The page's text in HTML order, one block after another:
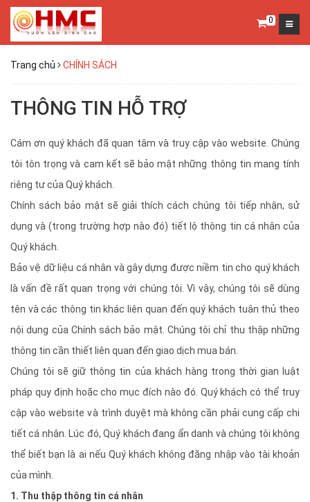
0
Trang chủ CHÍNH SÁCH
THÔNG TIN HỖ TRỢ
Cám ơn quý khách đã quan tâm và truy cập vào website. Chúng
tôi tôn trọng và cam kết sẽ bảo mật những thông tin mang tính
riêng tư của Quý khách.
Chính sách bảo mật sẽ giải thích cách chúng tôi tiếp nhận, sử
dụng và (trong trường hợp nào đó) tiết lộ thông tin cá nhân của
Quý khách.
Bảo vệ dữ liệu cá nhân và gây dựng được niềm tin cho quý khách
là vấn đề rất quan trọng với chúng tôi. Vì vậy, chúng tôi sẽ dùng
tên và các thông tin khác liên quan đến quý khách tuân thủ theo
nội dung của Chính sách bảo mật. Chúng tôi chỉ thu thập những
thông tin cần thiết liên quan đến giao dịch mua bán.
Chúng tôi sẽ giữ thông tin của khách hàng trong thời gian luật
pháp quy định hoặc cho mục đích nào đó. Quý khách có thể truy
cập vào website và trình duyệt mà không cần phải cung cấp chi
tiết cá nhân. Lúc đó, Quý khách đang ẩn danh và chúng tôi không
thể biết bạn là ai nếu Quý khách không đăng nhập vào tài khoản
của mình.
1. Thu thập thông tin cá nhân